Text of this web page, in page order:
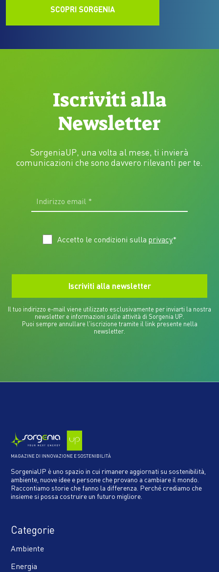
SCOPRI SORGENIA
Iscriviti alla
Newsletter
SorgeniaUP, una volta al mese, ti invierà
comunicazioni che sono davvero rilevanti per te.
Accetto le condizioni sulla privacy*
Il tuo indirizzo e-mail viene utilizzato esclusivamente per inviarti la nostra
newsletter e informazioni sulle attività di Sorgenia UP.
Puoi sempre annullare l'iscrizione tramite il link presente nella
newsletter.
MAGAZINE DI INNOVAZIONE E SOSTENIBILITÀ
SorgeniaUP è uno spazio in cui rimanere aggiornati su sostenibilità,
ambiente, nuove idee e persone che provano a cambiare il mondo.
Raccontiamo storie che fanno la differenza. Perché crediamo che
insieme si possa costruire un futuro migliore.
Categorie
Ambiente
Energia